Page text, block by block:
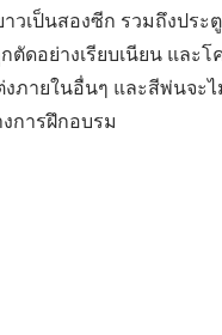
เป็นสองซีก รวมถึงประ
อย่างเรียบเนียน และโ
ภายในอื่นๆ และสีพ่นจะ
การฝึกอบรม